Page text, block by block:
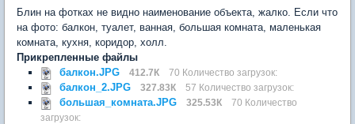
Блин на фотках не видно наименование объекта, жалко. Если что
на фото: балкон, туалет, ванная, большая комната, маленькая
комната, кухня, коридор, холл.
Прикрепленные файлы
балкон.JPG
412.7К 70 Количество загрузок:
балкон_2.JPG 327.83К 57 Количество загрузок:
большая_комната.JPG 325.53К
70 Количество
загрузок: